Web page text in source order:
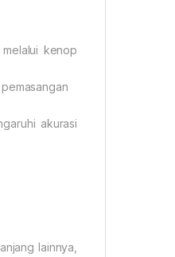
kenop
akurasi
lainnya,